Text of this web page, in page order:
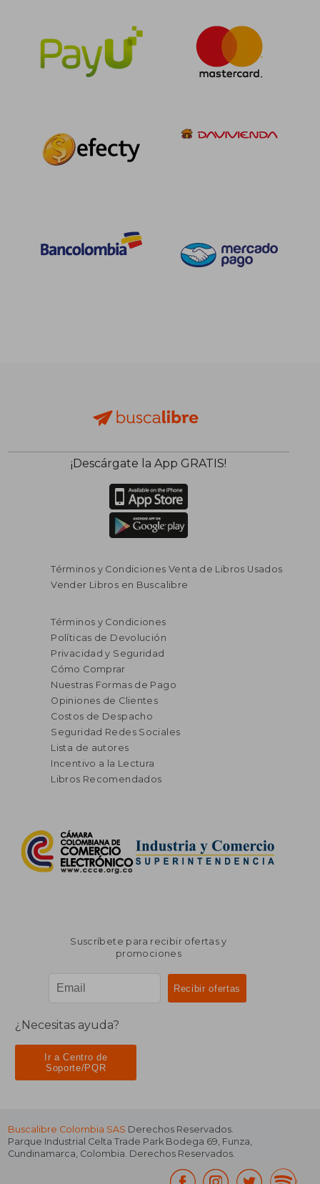
¡Descárgate la App GRATIS!
Términos y Condiciones Venta de Libros Usados
Vender Libros en Buscalibre
Términos y Condiciones
Políticas de Devolución
Privacidad y Seguridad
Cómo Comprar
Nuestras Formas de Pago
Opiniones de Clientes
Costos de Despacho
Seguridad Redes Sociales
Lista de autores
Incentivo a la Lectura
Libros Recomendados
Suscríbete para recibir ofertas y
promociones
¿Necesitas ayuda?
Ir a Centro de
Soporte/PQR
Buscalibre Colombia SAS Derechos Reservados.
Parque Industrial Celta Trade Park Bodega 69 Funza
Cundinamarca Colombia . Derechos Reservados.